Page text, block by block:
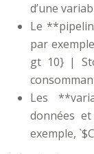
d’une
Le
par
gt 10} |
Les
données
exemple,